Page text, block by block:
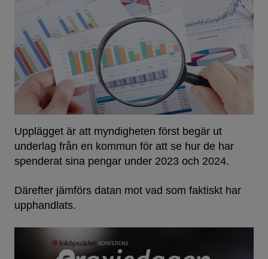
Upplägget är att myndigheten först begär ut
underlag från en kommun för att se hur de har
spenderat sina pengar under 2023 och 2024.
Därefter jämförs datan mot vad som faktiskt har
upphandlats.